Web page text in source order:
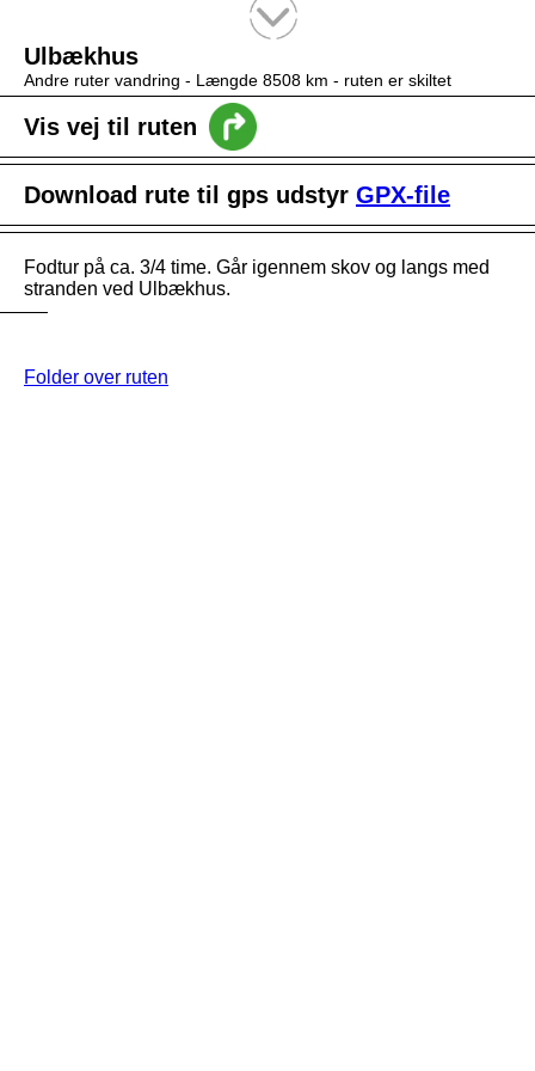
Ulbækhus
Andre ruter vandring - Længde 8508 km - ruten er skiltet
Vis vej til ruten
Download rute til gps udstyr GPX-file
Fodtur på ca. 3/4 time. Går igennem skov og langs med
stranden ved Ulbækhus.
Folder over ruten